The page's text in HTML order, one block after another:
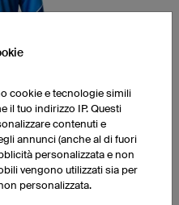
ultra.dry)
cookie e tecnologie simili
il tuo indirizzo IP. Questi
contenuti e
annunci (anche al di fuori
personalizzata e non
vengono utilizzati sia per
personalizzata.